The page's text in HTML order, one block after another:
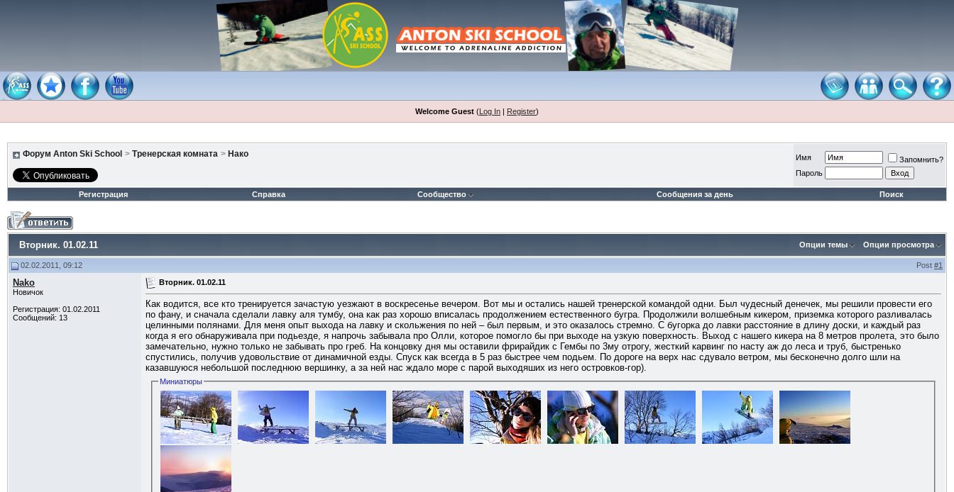
Welcome Guest (Log In | Register)
Форум Anton Ski School > Тренерская комната > Нако Имя
Запомнить?
Пароль
Регистрация Справка Сообщество Сообщения за день Поиск
Вторник. 01.02.11 Опции темы Опции просмотра
02.02.2011, 09:12 Post #1
Nako
Новичок
Регистрация: 01.02.2011
Сообщений: 13
Вторник. 01.02.11
Как водится, все кто тренируется зачастую уезжают в воскресенье вечером. Вот мы и остались нашей тренерской командой одни. Был чудесный денечек, мы решили провести его
по фану, и сначала сделали лавку аля тумбу, она как раз хорошо вписалась продолжением естественного бугра. Продолжили волшебным кикером, приземка которого разливалась
целинными полянами. Для меня опыт выхода на лавку и скольжения по ней – был первым, и это оказалось стремно. С бугорка до лавки расстояние в длину доски, и каждый раз
когда я его обнаруживала при подьезде, я напрочь забывала про Олли, которое помогло бы при выходе на узкую поверхность. Выход с нашего кикера на 8 метров пролета, это было
замечательно, нужно только не забывать про греб. На концовку дня мы оставили фрирайдик с Гембы по 3му отрогу, жесткий карвинг по насту аж до леса и труб, быстренько
спустились, получив удовольствие от динамичной езды. Спуск как всегда в 5 раз быстрее чем подьем. По дороге на верх нас сдувало ветром, мы бесконечно долго шли на
казавшуюся небольшой последнюю вершинку, а за ней нас ждало море с парой выходяших из него островков-гор).
Миниатюры